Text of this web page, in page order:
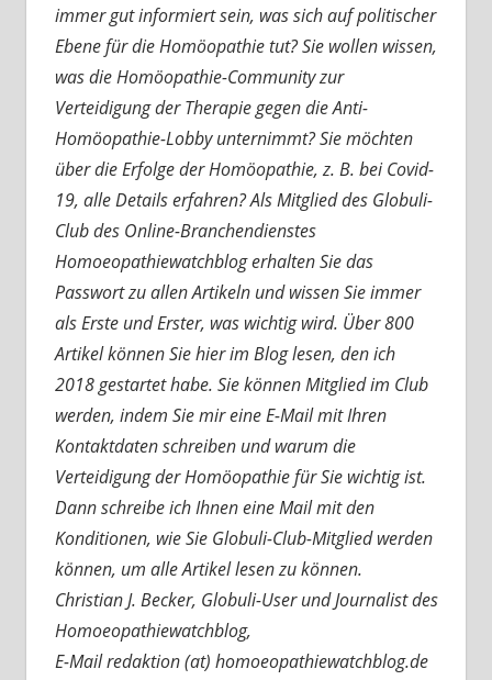
immer gut informiert sein, was sich auf politischer
Ebene für die Homöopathie tut? Sie wollen wissen,
was die Homöopathie-Community zur
Verteidigung der Therapie gegen die Anti-
Homöopathie-Lobby unternimmt? Sie möchten
über die Erfolge der Homöopathie, z. B. bei Covid-
19, alle Details erfahren? Als Mitglied des Globuli-
Club des Online-Branchendienstes
Homoeopathiewatchblog erhalten Sie das
Passwort zu allen Artikeln und wissen Sie immer
als Erste und Erster, was wichtig wird. Über 800
Artikel können Sie hier im Blog lesen, den ich
2018 gestartet habe. Sie können Mitglied im Club
werden, indem Sie mir eine E-Mail mit Ihren
Kontaktdaten schreiben und warum die
Verteidigung der Homöopathie für Sie wichtig ist.
Dann schreibe ich Ihnen eine Mail mit den
Konditionen, wie Sie Globuli-Club-Mitglied werden
können, um alle Artikel lesen zu können.
Christian J. Becker, Globuli-User und Journalist des
Homoeopathiewatchblog,
E-Mail redaktion (at) homoeopathiewatchblog.de